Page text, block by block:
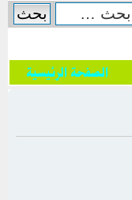
الصفحة الرئيسية